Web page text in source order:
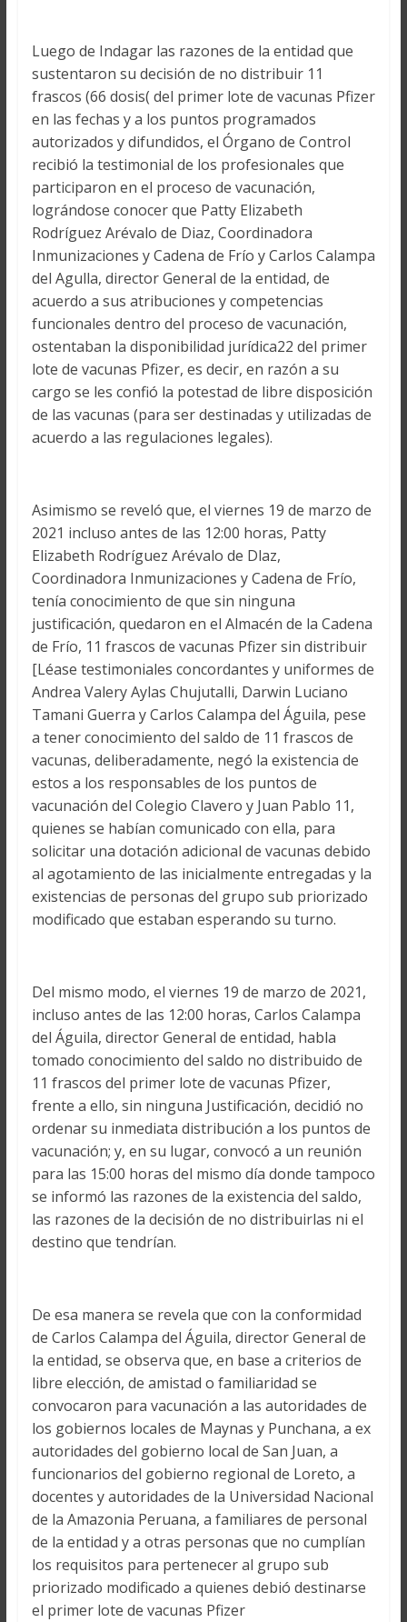
Luego de Indagar las razones de la entidad que
sustentaron su decisión de no distribuir 11
frascos (66 dosis( del primer lote de vacunas Pfizer
en las fechas y a los puntos programados
autorizados y difundidos, el Órgano de Control
recibió la testimonial de los profesionales que
participaron en el proceso de vacunación,
lográndose conocer que Patty Elizabeth
Rodríguez Arévalo de Diaz, Coordinadora
Inmunizaciones y Cadena de Frío y Carlos Calampa
del Agulla, director General de la entidad, de
acuerdo a sus atribuciones y competencias
funcionales dentro del proceso de vacunación,
ostentaban la disponibilidad jurídica22 del primer
lote de vacunas Pfizer, es decir, en razón a su
cargo se les confió la potestad de libre disposición
de las vacunas (para ser destinadas y utilizadas de
acuerdo a las regulaciones legales).
Asimismo se reveló que, el viernes 19 de marzo de
2021 incluso antes de las 12:00 horas, Patty
Elizabeth Rodríguez Arévalo de Dlaz,
Coordinadora Inmunizaciones y Cadena de Frío,
tenía conocimiento de que sin ninguna
justificación, quedaron en el Almacén de la Cadena
de Frío, 11 frascos de vacunas Pfizer sin distribuir
[Léase testimoniales concordantes y uniformes de
Andrea Valery Aylas Chujutalli, Darwin Luciano
Tamani Guerra y Carlos Calampa del Águila, pese
a tener conocimiento del saldo de 11 frascos de
vacunas, deliberadamente, negó la existencia de
estos a los responsables de los puntos de
vacunación del Colegio Clavero y Juan Pablo 11,
quienes se habían comunicado con ella, para
solicitar una dotación adicional de vacunas debido
al agotamiento de las inicialmente entregadas y la
existencias de personas del grupo sub priorizado
modificado que estaban esperando su turno.
Del mismo modo, el viernes 19 de marzo de 2021,
incluso antes de las 12:00 horas, Carlos Calampa
del Águila, director General de entidad, habla
tomado conocimiento del saldo no distribuido de
11 frascos del primer lote de vacunas Pfizer,
frente a ello, sin ninguna Justificación, decidió no
ordenar su inmediata distribución a los puntos de
vacunación; y, en su lugar, convocó a un reunión
para las 15:00 horas del mismo día donde tampoco
se informó las razones de la existencia del saldo,
las razones de la decisión de no distribuirlas ni el
destino que tendrían.
De esa manera se revela que con la conformidad
de Carlos Calampa del Águila, director General de
la entidad, se observa que, en base a criterios de
libre elección, de amistad o familiaridad se
convocaron para vacunación a las autoridades de
los gobiernos locales de Maynas y Punchana, a ex
autoridades del gobierno local de San Juan, a
funcionarios del gobierno regional de Loreto, a
docentes y autoridades de la Universidad Nacional
de la Amazonia Peruana, a familiares de personal
de la entidad y a otras personas que no cumplían
los requisitos para pertenecer al grupo sub
priorizado modificado a quienes debió destinarse
el primer lote de vacunas Pfizer